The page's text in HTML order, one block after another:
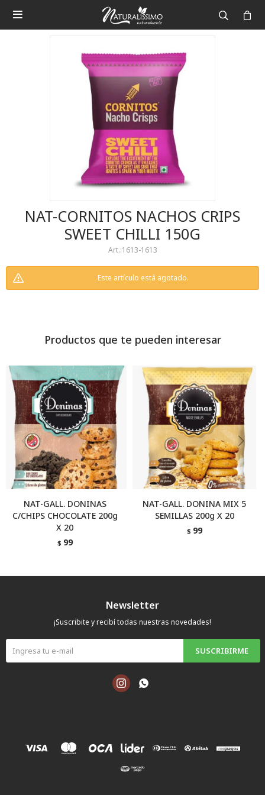

NAT-CORNITOS NACHOS CRIPS
SWEET CHILLI 150G
1613-1613
Este artículo está agotado.
Productos que te pueden interesar
NAT-GALL. DONINAS
C/CHIPS CHOCOLATE 200g
X 20
$ 99
NAT-GALL. DONINA MIX 5
SEMILLAS 200g X 20
$ 99
Newsletter
¡Suscribite y recibí todas nuestras novedades!
SUSCRIBIRME
 